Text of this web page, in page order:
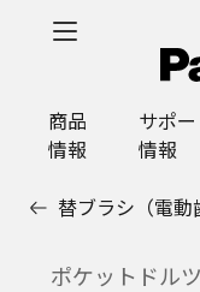
商品
情報
サポー
情報
替ブラシ（電動
ポケットドル